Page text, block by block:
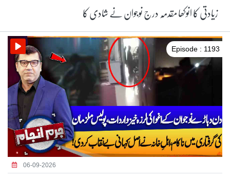
زیادتی کا انوکھا مقدمہ درج نوجوان نے شادی کا
Episode : 1193
06-09-2026